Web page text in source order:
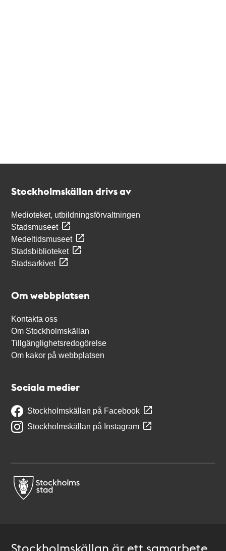
Stockholmskällan drivs av
Medioteket, utbildningsförvaltningen
Stadsmuseet
Medeltidsmuseet
Stadsbiblioteket
Stadsarkivet
Om webbplatsen
Kontakta oss
Om Stockholmskällan
Tillgänglighetsredogörelse
Om kakor på webbplatsen
Sociala medier
Stockholmskällan på Facebook
Stockholmskällan på Instagram
Stockholmskällan är ett samarbete